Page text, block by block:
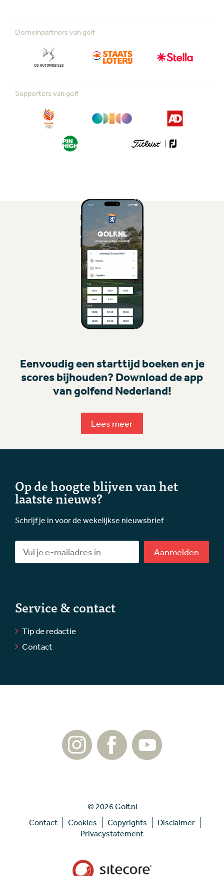
Domeinpartners van golf
Supporters van golf
Eenvoudig een starttijd boeken en je
scores bijhouden? Download de app
van golfend Nederland!
Lees meer
Op de hoogte blijven van het
laatste nieuws?
Schrijf je in voor de wekelijkse nieuwsbrief
Aanmelden
Service & contact
Tip de redactie
Contact
© 2026 Golf.nl
Contact
Cookies Copyrights
Disclaimer
Privacystatement